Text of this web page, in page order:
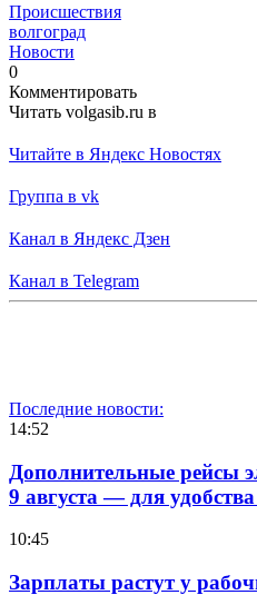
Происшествия
волгоград
Новости
0
Комментировать
Читать volgasib.ru в
Читайте в Яндекс Новостях
Группа в vk
Канал в Яндекс Дзен
Канал в Telegram
Последние новости:
14:52
Дополнительные рейсы
9 августа — для
10:45
Зарплаты растут у